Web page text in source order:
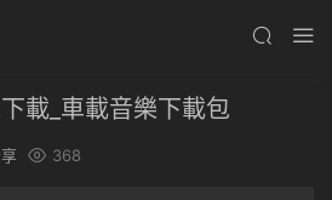
載_車載音樂下載包
368